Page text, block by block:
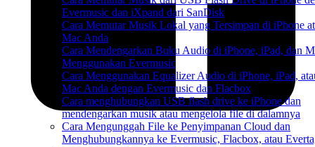
Evermusic dan iXpand dari SanDisk
Cara Memutar Musik Lokal yang Tersimpan di iPhone
Mac Anda
Cara Mendengarkan Buku Audio di iPhone, iPad, dan
Menggunakan Evermusic
Cara Menggunakan Equalizer Audio di iPhone, iPad,
Mac Anda dengan Evermusic dan Flacbox
Cara menghubungkan USB flash drive ke iPhone dan
mendengarkan musik atau mengelola file di dalamnya
Cara Mengunggah File ke Penyimpanan Cloud dan
Menghubungkannya ke Evermusic, Flacbox, atau